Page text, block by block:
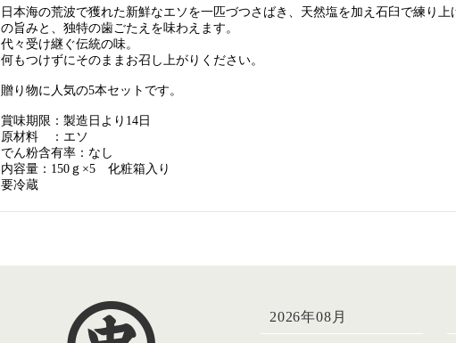
日本海の荒波で獲れた新鮮なエソを一匹づつさばき、天然塩を加え石臼で練り
の旨みと、独特の歯ごたえを味わえます。
代々受け継ぐ伝統の味。
何もつけずにそのままお召し上がりください。
贈り物に人気の5本セットです。
賞味期限：製造日より14日
原材料 ：エソ
でん粉含有率：なし
内容量：150ｇ×5 化粧箱入り
要冷蔵
2026年08月